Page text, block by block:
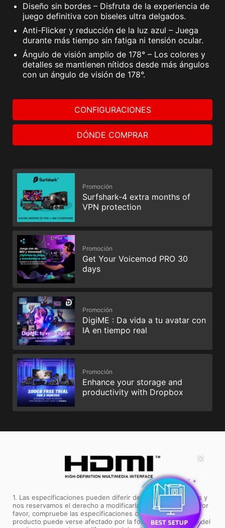
✕
Diseño sin bordes – Disfruta de la experiencia de
juego definitiva con biseles ultra delgados.
Anti-Flicker y reducción de la luz azul – Juega
durante más tiempo sin fatiga ni tensión ocular.
Ángulo de visión amplio de 178° – Los colores y
detalles se mantienen nítidos desde más ángulos
con un ángulo de visión de 178°.
CONFIGURACIONES
DÓNDE COMPRAR
Promoción
Surfshark-4 extra months of
VPN protection
Promoción
Get Your Voicemod PRO 30
days
Promoción
DigiME : Da vida a tu avatar con
IA en tiempo real
Promoción
Enhance your storage and
productivity with Dropbox
1. Las especificaciones pueden diferir de unas zonas a otras y
nos reservamos el derecho a modificarlas sin previo aviso. Por
favor, compruebe las especificaciones con s2. El color del
producto puede verse afectado por la fotografía y el ajuste del